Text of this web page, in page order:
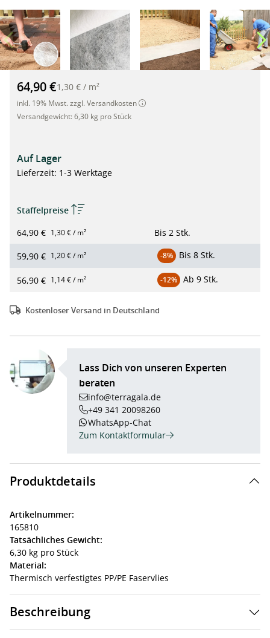
TERRAM Minipack (110g/m²), Trennvlies, Gartenvlies, 50m²
64,90 €1,30 € / m²
inkl. 19% Mwst. zzgl. Versandkosten
Versandgewicht: 6,30 kg pro Stück
Auf Lager
Lieferzeit: 1-3 Werktage
Staffelpreise
64,90 € 1,30 € / m² Bis 2 Stk.
59,90 € 1,20 € / m² -8% Bis 8 Stk.
56,90 € 1,14 € / m² -12% Ab 9 Stk.
Kostenloser Versand in Deutschland
Lass Dich von unseren Experten
beraten
info@terragala.de
+49 341 20098260
WhatsApp-Chat
Zum Kontaktformular
Produktdetails
Artikelnummer:
165810
Tatsächliches Gewicht:
6,30 kg pro Stück
Material:
Thermisch verfestigtes PP/PE Faservlies
Beschreibung